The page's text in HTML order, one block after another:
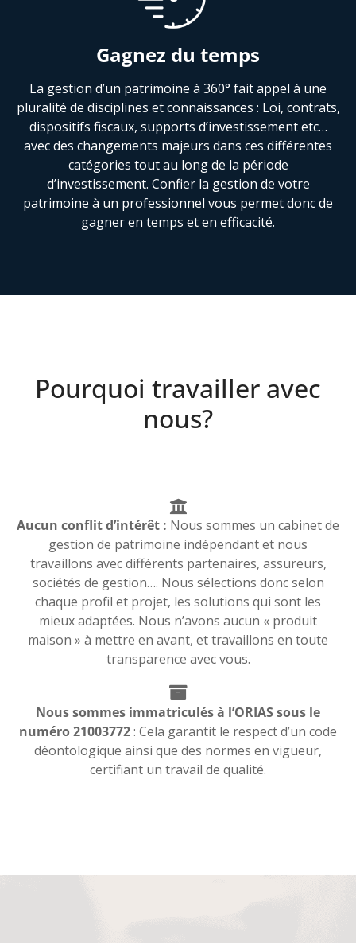
Gagnez du temps
La gestion d’un patrimoine à 360° fait appel à une
pluralité de disciplines et connaissances : Loi, contrats,
dispositifs fiscaux, supports d’investissement etc…
avec des changements majeurs dans ces différentes
catégories tout au long de la période
d’investissement. Confier la gestion de votre
patrimoine à un professionnel vous permet donc de
gagner en temps et en efficacité.
Pourquoi travailler avec
nous?
Aucun conflit d’intérêt : Nous sommes un cabinet de
gestion de patrimoine indépendant et nous
travaillons avec différents partenaires, assureurs,
sociétés de gestion…. Nous sélections donc selon
chaque profil et projet, les solutions qui sont les
mieux adaptées. Nous n’avons aucun « produit
maison » à mettre en avant, et travaillons en toute
transparence avec vous.
Nous sommes immatriculés à l’ORIAS sous le
numéro 21003772: Cela garantit le respect d’un code
déontologique ainsi que des normes en vigueur,
certifiant un travail de qualité.